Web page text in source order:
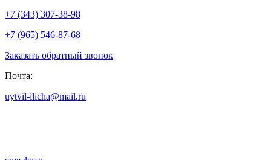
+7 (343) 307-38-98
+7 (965) 546-87-68
Заказать обратный звонок
Почта:
uytvil-ilicha@mail.ru